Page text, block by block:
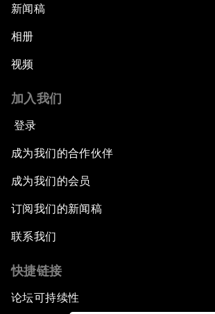
新闻稿
相册
视频
加入我们
登录
成为我们的合作伙伴
成为我们的会员
订阅我们的新闻稿
联系我们
快捷链接
论坛可持续性